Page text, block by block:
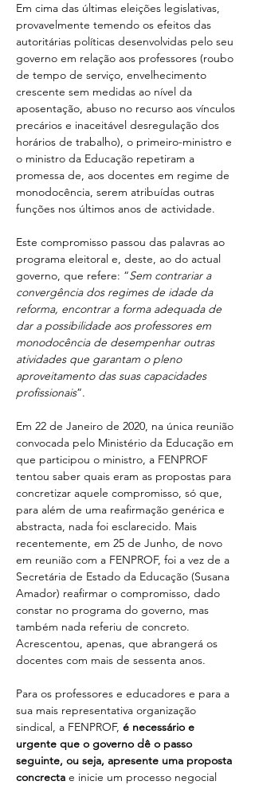
Em cima das últimas eleições legislativas,
provavelmente temendo os efeitos das
autoritárias políticas desenvolvidas pelo seu
governo em relação aos professores (roubo
de tempo de serviço, envelhecimento
crescente sem medidas ao nível da
aposentação, abuso no recurso aos vínculos
precários e inaceitável desregulação dos
horários de trabalho), o primeiro-ministro e
o ministro da Educação repetiram a
promessa de, aos docentes em regime de
monodocência, serem atribuídas outras
funções nos últimos anos de actividade.
Este compromisso passou das palavras ao
programa eleitoral e, deste, ao do actual
governo, que refere: “Sem contrariar a
convergência dos regimes de idade da
reforma, encontrar a forma adequada de
dar a possibilidade aos professores em
monodocência de desempenhar outras
atividades que garantam o pleno
aproveitamento das suas capacidades
profissionais”.
Em 22 de Janeiro de 2020, na única reunião
convocada pelo Ministério da Educação em
que participou o ministro, a FENPROF
tentou saber quais eram as propostas para
concretizar aquele compromisso, só que,
para além de uma reafirmação genérica e
abstracta, nada foi esclarecido. Mais
recentemente, em 25 de Junho, de novo
em reunião com a FENPROF, foi a vez de a
Secretária de Estado da Educação (Susana
Amador) reafirmar o compromisso, dado
constar no programa do governo, mas
também nada referiu de concreto.
Acrescentou, apenas, que abrangerá os
docentes com mais de sessenta anos.
Para os professores e educadores e para a
sua mais representativa organização
sindical, a FENPROF, é necessário e
urgente que o governo dê o passo
seguinte, ou seja, apresente uma proposta
concrecta e inicie um processo negocial